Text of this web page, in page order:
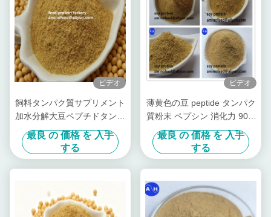
ビデオ
飼料タンパク質サプリメント
加水分解大豆ペプチドタンパ
ク質粉末粗タンパク質 50%
大豆香り工場
最良 の 価格 を 入手
する
ビデオ
薄黄色の豆 peptide タンパク
質粉末 ペプシン 消化力 90%
以上
最良 の 価格 を 入手
する